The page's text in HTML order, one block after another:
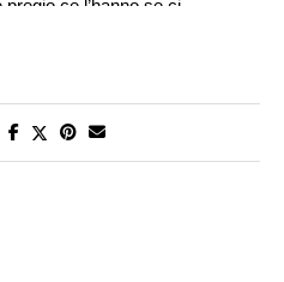
ce l’hanno se ci
Il primo quotidiano impostato in
Zeitung»
perché è giusto mantenere